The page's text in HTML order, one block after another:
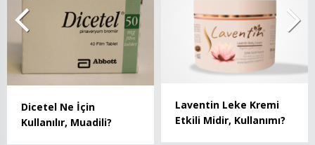
Dicetel Ne İçin
Kullanılır, Muadili?
Laventin Leke Kremi
Etkili Midir, Kullanımı?